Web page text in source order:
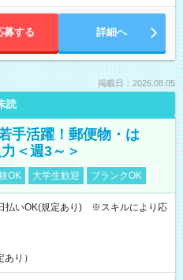
募する 詳細へ
掲載日：2026.08.05
読
手活躍！郵便物・は
＜週3～＞
OK 大学生歓迎 ブランクOK
いOK(規定あり) ※スキルにより応
り）